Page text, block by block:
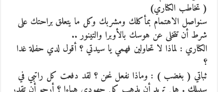
( تخاطب الكناري)
سنواصل الاهتمام بمأكلك ومشربك وكل ما يتعلق براحتك على
شرط أن تتخلى عن هوسك بالأوبرا والتينور ..
الكناري : لماذا لا تحاولين فهمي يا سيدتي ؟ أقول لدي حفلة غدا
؟
ثباتي ( بغضب ) : وماذا نفعل نحن ؟ لقد دفعت كل راتبي في